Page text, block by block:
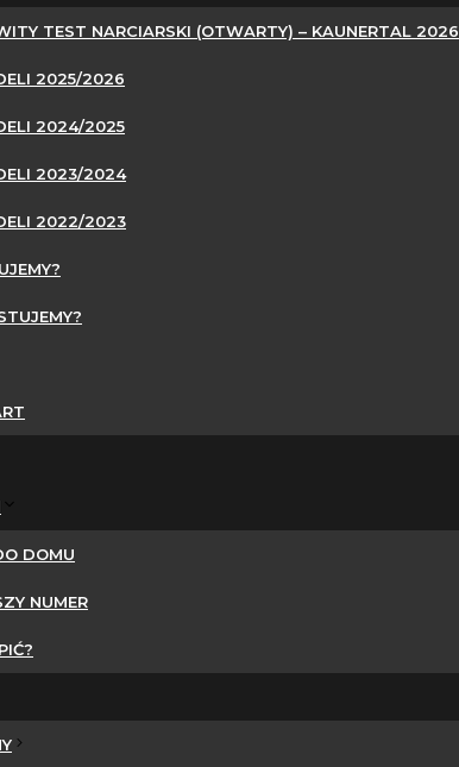
TEST NARCIARSKI (OTWARTY) – KAUNERTAL 2026
2025/2026
2024/2025
2023/2024
2022/2023
DOMU
NUMER